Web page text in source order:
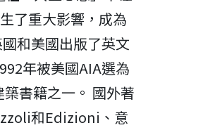
了重大影響，成為
和美國出版了英文
年被美國AIA選為
書籍之一。 國外著
和Edizioni、意